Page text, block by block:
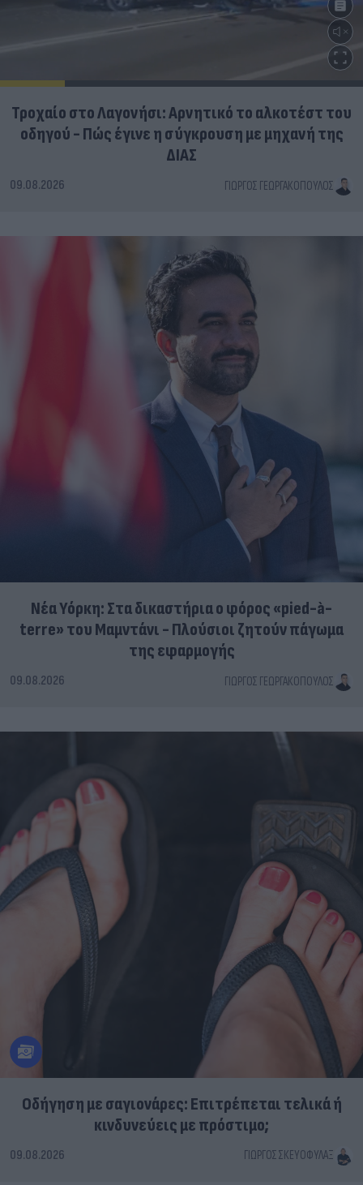
Τροχαίο στο Λαγονήσι: Αρνητικό το αλκοτέστ του
οδηγού - Πώς έγινε η σύγκρουση με μηχανή της
ΔΙΑΣ
09.08.2026 ΓΙΏΡΓΟΣ ΓΕΩΡΓΑΚΌΠΟΥΛΟΣ
Νέα Υόρκη: Στα δικαστήρια ο φόρος «pied-à-
terre» του Μαμντάνι - Πλούσιοι ζητούν πάγωμα
της εφαρμογής
09.08.2026 ΓΙΏΡΓΟΣ ΓΕΩΡΓΑΚΌΠΟΥΛΟΣ
Οδήγηση με σαγιονάρες: Επιτρέπεται τελικά ή
κινδυνεύεις με πρόστιμο;
09.08.2026 ΓΙΏΡΓΟΣ ΣΚΕΥΟΦΎΛΑΞ